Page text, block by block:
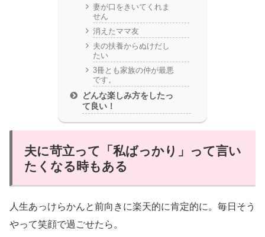
妻が口をきいてくれま
せん
消えたママ友
夫の扶養からぬけだし
たい
3冊とも家族の仲が最悪
です。
どんな楽しみ方をしたっ
て良い！
夫に苛立って「私ばっかり」って言い
たくなる時もある
人生あっけらかんと前向きに楽天的に肯定的に。毎日そう
やって笑顔で過ごせたら。